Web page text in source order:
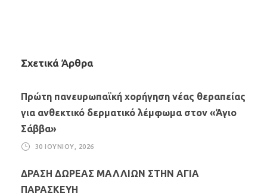
Σχετικά Άρθρα
Πρώτη πανευρωπαϊκή χορήγηση νέας θεραπείας
για ανθεκτικό δερματικό λέμφωμα στον «Άγιο
Σάββα»
30 ΙΟΥΝΊΟΥ, 2026
ΔΡΑΣΗ ΔΩΡΕΑΣ ΜΑΛΛΙΩΝ ΣΤΗΝ ΑΓΙΑ
ΠΑΡΑΣΚΕΥΗ